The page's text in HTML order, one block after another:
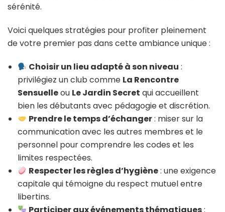
sérénité.
Voici quelques stratégies pour profiter pleinement
de votre premier pas dans cette ambiance unique :
Choisir un lieu adapté à son niveau :
privilégiez un club comme La Rencontre
Sensuelleou Le Jardin Secret qui accueillent
bien les débutants avec pédagogie et discrétion.
Prendre le temps d’échanger: miser sur la
communication avec les autres membres et le
personnel pour comprendre les codes et les
limites respectées.
Respecter les règles d’hygiène: une exigence
capitale qui témoigne du respect mutuel entre
libertins.